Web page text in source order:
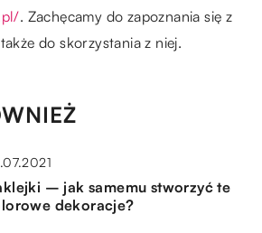
. Zachęcamy do zapoznania się z
do skorzystania z niej.
– jak samemu stworzyć te
dekoracje?